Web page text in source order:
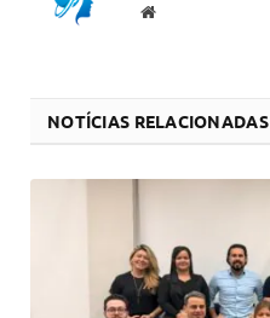
Website
NOTÍCIAS RELACIONADAS